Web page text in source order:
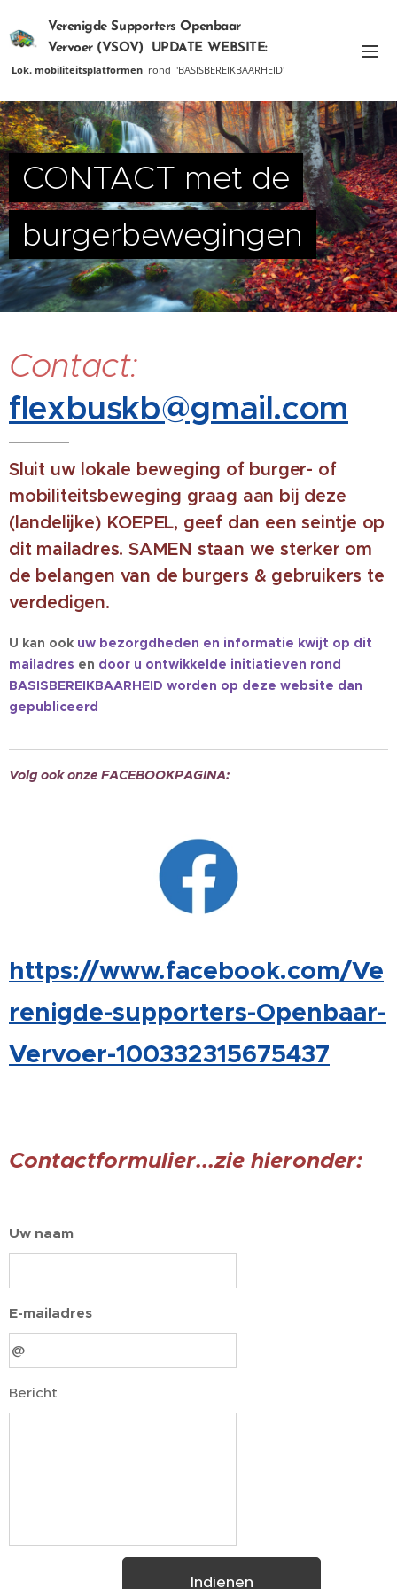
Verenigde Supporters Openbaar
Vervoer (VSOV) UPDATEWEBSITE:
09/11/2021
Lok. mobiliteitsplatformen rond 'BASISBEREIKBAARHEID'
CONTACT met de
burgerbewegingen
Contact:
flexbuskb@gmail.com
Sluit uw lokale beweging of burger- of
mobiliteitsbeweging graag aan bij deze
(landelijke) KOEPEL, geef dan een seintje op
dit mailadres. SAMEN staan we sterker om
de belangen van de burgers & gebruikers te
verdedigen.
U kan ook uw bezorgdheden en informatie kwijt op dit
mailadres en door u ontwikkelde initiatieven rond
BASISBEREIKBAARHEID worden op deze website dan
gepubliceerd
Volg ook onze FACEBOOKPAGINA:
https://www.facebook.com/Ve
renigde-supporters-Openbaar-
Vervoer-100332315675437
Contactformulier...zie hieronder:
Uw naam
E-mailadres
Bericht
Indienen